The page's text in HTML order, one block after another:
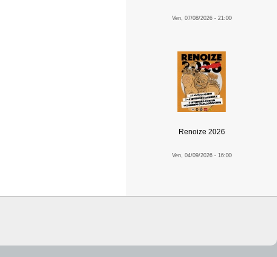
Ven, 07/08/2026 - 21:00
Renoize 2026
Ven, 04/09/2026 - 16:00